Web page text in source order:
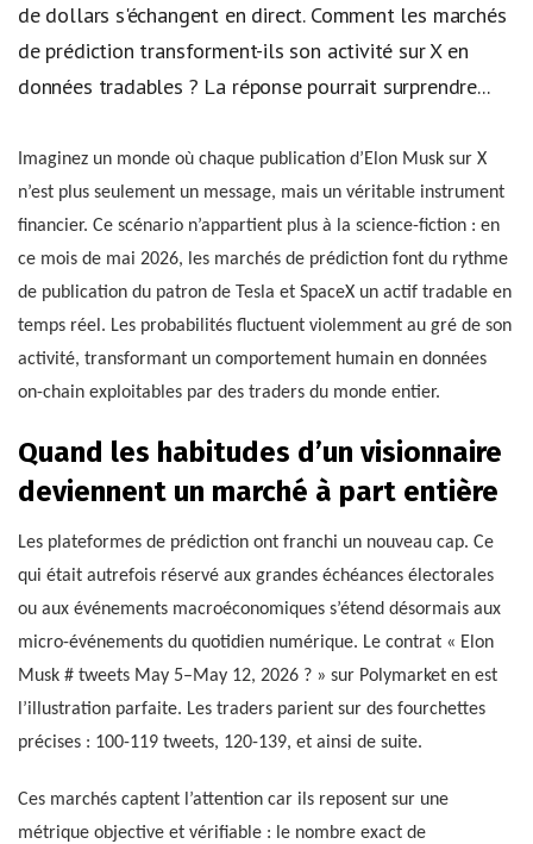
de dollars s'échangent en direct. Comment les marchés
de prédiction transforment-ils son activité sur X en
données tradables ? La réponse pourrait surprendre...
Imaginez un monde où chaque publication d’Elon Musk sur X
n’est plus seulement un message, mais un véritable instrument
financier. Ce scénario n’appartient plus à la science-fiction : en
ce mois de mai 2026, les marchés de prédiction font du rythme
de publication du patron de Tesla et SpaceX un actif tradable en
temps réel. Les probabilités fluctuent violemment au gré de son
activité, transformant un comportement humain en données
on-chain exploitables par des traders du monde entier.
Quand les habitudes d’un visionnaire
deviennent un marché à part entière
Les plateformes de prédiction ont franchi un nouveau cap. Ce
qui était autrefois réservé aux grandes échéances électorales
ou aux événements macroéconomiques s’étend désormais aux
micro-événements du quotidien numérique. Le contrat « Elon
Musk # tweets May 5–May 12, 2026 ? » sur Polymarket en est
l’illustration parfaite. Les traders parient sur des fourchettes
précises : 100-119 tweets, 120-139, et ainsi de suite.
Ces marchés captent l’attention car ils reposent sur une
métrique objective et vérifiable : le nombre exact de